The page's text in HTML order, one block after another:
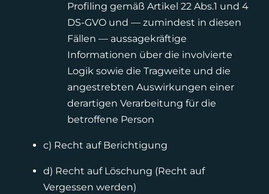
Profiling gemäß Artikel 22 Abs.1 und 4
DS-GVO und — zumindest in diesen
Fällen — aussagekräftige
Informationen über die involvierte
Logik sowie die Tragweite und die
angestrebten Auswirkungen einer
derartigen Verarbeitung für die
betroffene Person
c) Recht auf Berichtigung
d) Recht auf Löschung (Recht auf
Vergessen werden)